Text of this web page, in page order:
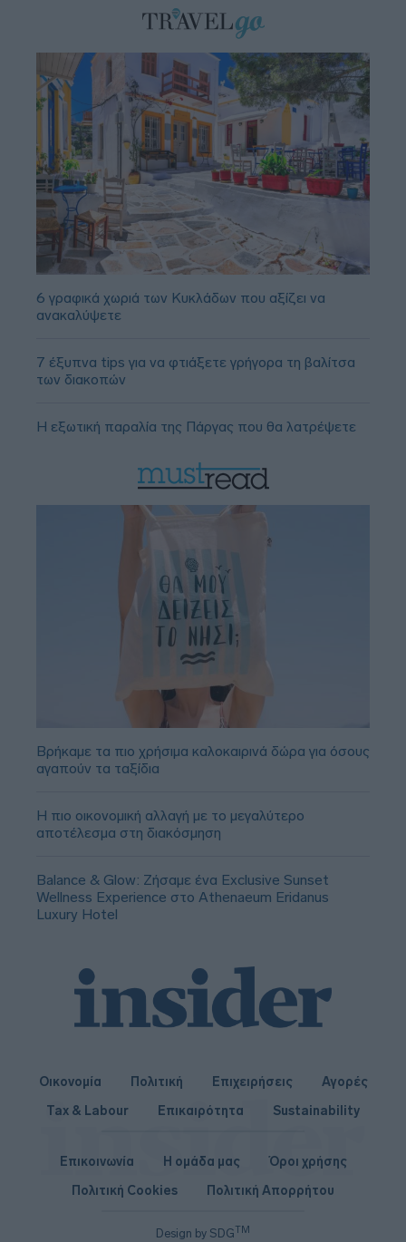
6 γραφικά χωριά των Κυκλάδων που αξίζει να
ανακαλύψετε
7 έξυπνα tips για να φτιάξετε γρήγορα τη βαλίτσα
των διακοπών
Η εξωτική παραλία της Πάργας που θα λατρέψετε
Βρήκαμε τα πιο χρήσιμα καλοκαιρινά δώρα για όσους
αγαπούν τα ταξίδια
Η πιο οικονομική αλλαγή με το μεγαλύτερο
αποτέλεσμα στη διακόσμηση
Balance & Glow: Ζήσαμε ένα Exclusive Sunset
Wellness Experience στο Athenaeum Eridanus
Luxury Hotel
Οικονομία Πολιτική Επιχειρήσεις
Αγορές
Tax & Labour
Επικαιρότητα Sustainability
Design by SDGTM
Επικοινωνία Η ομάδα μας
Όροι χρήσης
Πολιτική Cookies
Πολιτική Απορρήτου